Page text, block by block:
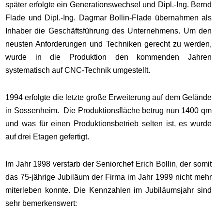
später erfolgte ein Generationswechsel und Dipl.-Ing. Bernd
Flade und Dipl.-Ing. Dagmar Bollin-Flade übernahmen als
Inhaber die Geschäftsführung des Unternehmens. Um den
neusten Anforderungen und Techniken gerecht zu werden,
wurde in die Produktion den kommenden Jahren
systematisch auf CNC-Technik umgestellt.
1994 erfolgte die letzte große Erweiterung auf dem Gelände
in Sossenheim. Die Produktionsfläche betrug nun 1400 qm
und was für einen Produktionsbetrieb selten ist, es wurde
auf drei Etagen gefertigt.
Im Jahr 1998 verstarb der Seniorchef Erich Bollin, der somit
das 75-jährige Jubiläum der Firma im Jahr 1999 nicht mehr
miterleben konnte. Die Kennzahlen im Jubiläumsjahr sind
sehr bemerkenswert: